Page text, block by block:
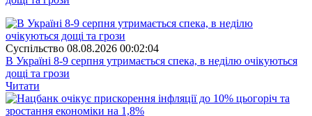
Суспiльство 08.08.2026 00:02:04
В Україні 8-9 серпня утримається спека, в неділю очікуються
дощі та грози
Читати